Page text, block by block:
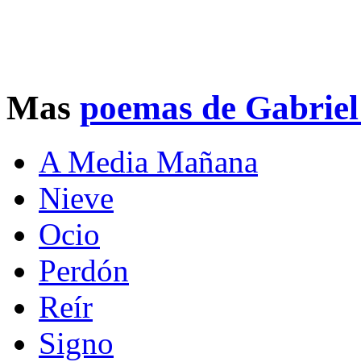
Mas poemas de
A Media Mañana
Nieve
Ocio
Perdón
Reír
Signo